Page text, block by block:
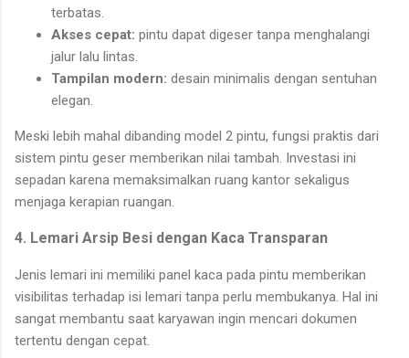
terbatas.
Akses cepat: pintu dapat digeser tanpa menghalangi
jalur lalu lintas.
Tampilan modern: desain minimalis dengan sentuhan
elegan.
Meski lebih mahal dibanding model 2 pintu, fungsi praktis dari
sistem pintu geser memberikan nilai tambah. Investasi ini
sepadan karena memaksimalkan ruang kantor sekaligus
menjaga kerapian ruangan.
4. Lemari Arsip Besi dengan Kaca Transparan
Jenis lemari ini memiliki panel kaca pada pintu memberikan
visibilitas terhadap isi lemari tanpa perlu membukanya. Hal ini
sangat membantu saat karyawan ingin mencari dokumen
tertentu dengan cepat.